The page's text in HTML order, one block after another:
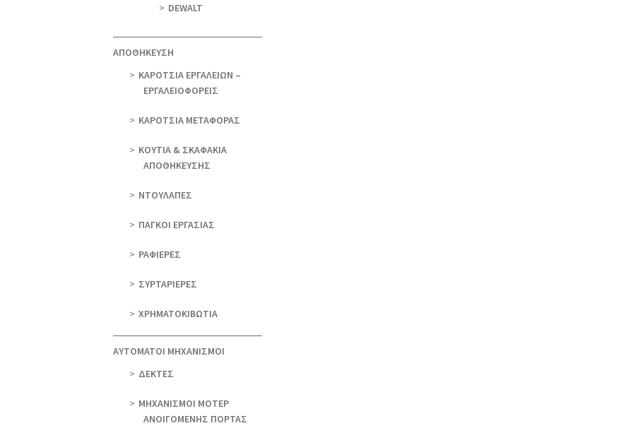
DEWALT
ΑΠΟΘΗΚΕΥΣΗ
ΚΑΡΟΤΣΙΑ ΕΡΓΑΛΕΙΩΝ –
ΕΡΓΑΛΕΙΟΦΟΡΕΙΣ
ΚΑΡΟΤΣΙΑ ΜΕΤΑΦΟΡΑΣ
ΚΟΥΤΙΑ & ΣΚΑΦΑΚΙΑ
ΑΠΟΘΗΚΕΥΣΗΣ
ΝΤΟΥΛΑΠΕΣ
ΠΑΓΚΟΙ ΕΡΓΑΣΙΑΣ
ΡΑΦΙΕΡΕΣ
ΣΥΡΤΑΡΙΕΡΕΣ
ΧΡΗΜΑΤΟΚΙΒΩΤΙΑ
ΑΥΤΟΜΑΤΟΙ ΜΗΧΑΝΙΣΜΟΙ
ΔΕΚΤΕΣ
ΜΗΧΑΝΙΣΜΟΙ ΜΟΤΕΡ
ΑΝΟΙΓΟΜΕΝΗΣ ΠΟΡΤΑΣ